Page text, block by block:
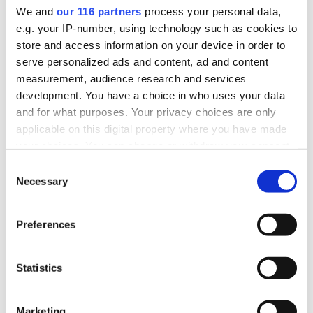
We and our 116 partners process your personal data,
e.g. your IP-number, using technology such as cookies to
store and access information on your device in order to
serve personalized ads and content, ad and content
measurement, audience research and services
development. You have a choice in who uses your data
and for what purposes. Your privacy choices are only
applicable on this digital property where you have made
the Privacy trigger icon.
Find out more about how your personal data is processed
and set your preferences in the
We use cookies to personalise content and ads, to
provide social media features and to analyse our traffic.
Selection
Necessary
Preferences
Statistics
lobbying opinionsbildning
2026-03-25, 16:35
Nykterhetslobbyn jublar över
lobbyregistret
Nykterhetsorganisationen Movendi (tidigare IOGT-NTO, UNF och
Junis)b jublar över att lobbyregistret införs.
lobbyingopinionsbildning
Klart nu: Lobbyregistret införs under
Nu har regeringen lämnat över remiss som ska ligga till grund för ett
lobbyingopinionsbildning